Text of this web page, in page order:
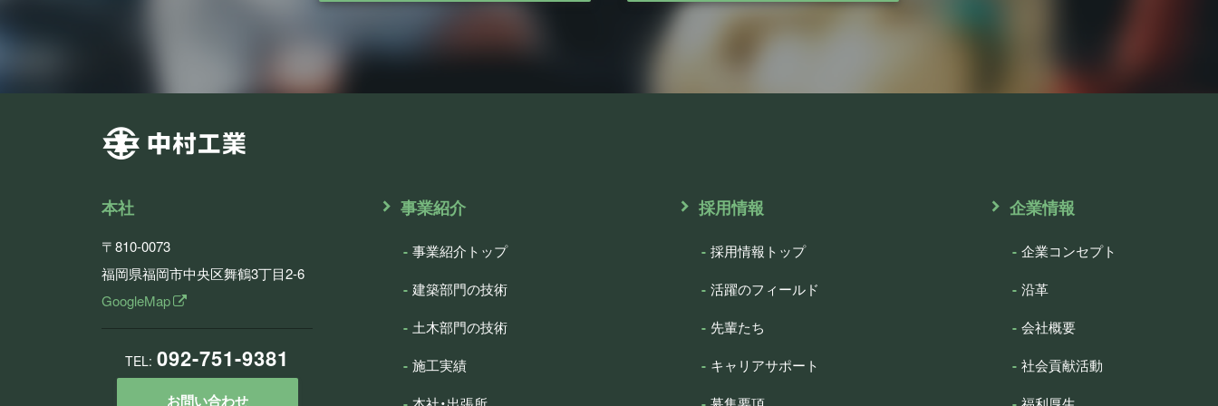
本社
〒810-0073
福岡県福岡市中央区舞鶴3丁目2-6
GoogleMap
TEL: 092-751-9381
お問い合わせ
事業紹介
事業紹介トップ
建築部門の技術
土木部門の技術
施工実績
採用情報
採用情報トップ
活躍のフィールド
先輩たち
キャリアサポート
企業情報
企業コンセプト
沿革
会社概要
社会貢献活動